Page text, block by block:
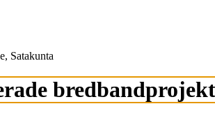
Satakunta